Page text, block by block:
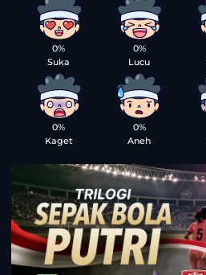
0%
Suka
0%
Lucu
0%
Kaget
0%
Aneh